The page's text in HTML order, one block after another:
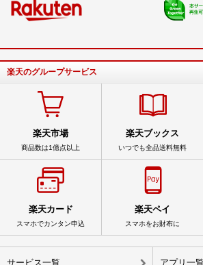
楽天のグループサービス
楽天市場
商品数は1億点以上
楽天ブックス
いつでも全品送料無料
楽天カード
スマホでカンタン申込
楽天ペイ
スマホをお財布に
サービス一覧 アプリ一覧